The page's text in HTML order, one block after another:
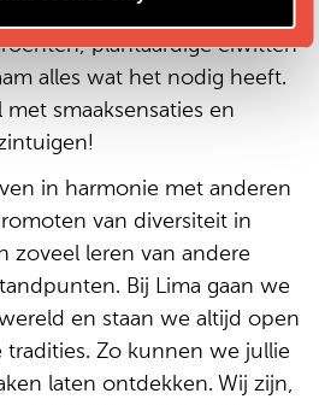
plantaardige eiwitten
alles wat het nodig heeft.
smaaksensaties en
in harmonie met anderen
van diversiteit in
zoveel leren van andere
Bij Lima gaan we
en staan we altijd open
Zo kunnen we jullie
laten ontdekken. Wij zijn,